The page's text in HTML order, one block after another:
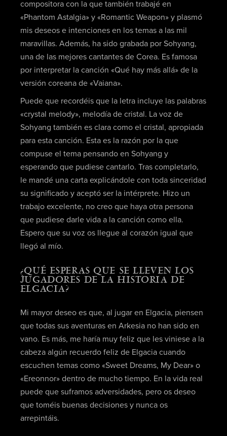
compositora con la que también trabajé en
«Phantom Astalgia» y «Romantic Weapon» y plasmó
mis deseos e intenciones en los temas a las mil
maravillas. Además, ha sido grabada por Sohyang,
una de las mejores cantantes de Corea. Es famosa
por interpretar la canción «Qué hay más allá» de la
versión coreana de «Vaiana».
Puede que recordéis que la letra incluye las palabras
«crystal melody», melodía de cristal. La voz de
Sohyang también es clara como el cristal, apropiada
para esta canción. Esta es la razón por la que
compuse el tema pensando en Sohyang y
esperando que pudiese cantarlo. Tras completarlo,
le mandé una carta explicándole con toda sinceridad
su significado y aceptó ser la intérprete. Hizo un
trabajo excelente, no creo que haya otra persona
que pudiese darle vida a la canción como ella.
Espero que su voz os llegue al corazón igual que
llegó al mío.
¿QUÉ ESPERAS QUE SE LLEVEN LOS
JUGADORES DE LA HISTORIA DE
ELGACIA?
Mi mayor deseo es que, al jugar en Elgacia, piensen
que todas sus aventuras en Arkesia no han sido en
vano. Es más, me haría muy feliz que les viniese a la
cabeza algún recuerdo feliz de Elgacia cuando
escuchen temas como «Sweet Dreams, My Dear» o
«Ereonnor» dentro de mucho tiempo. En la vida real
puede que suframos adversidades, pero os deseo
que toméis buenas decisiones y nunca os
arrepintáis.